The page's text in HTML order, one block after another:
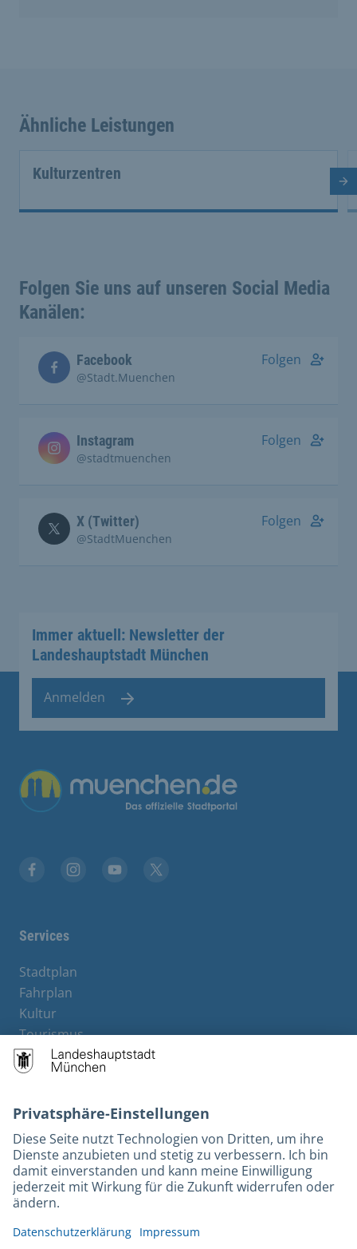
Ähnliche Leistungen
Kulturzentren
Folgen Sie uns auf unseren Social Media
Kanälen:
Facebook
@Stadt.Muenchen
Folgen
Instagram
@stadtmuenchen
Folgen
X (Twitter)
@StadtMuenchen
Folgen
Immer aktuell: Newsletter der
Landeshauptstadt München
Anmelden
Übergreifende Links
Services
Stadtplan
Fahrplan
Kultur
Tourismus
M-Strom
Bürgerservice
Rechtliches und Kontakt
Barrierefreiheit
Leichte Sprache
Gebärdensprache